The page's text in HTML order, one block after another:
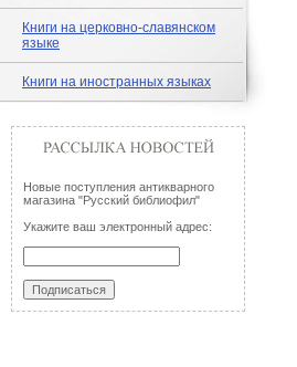
Книги на церковно-славянском
языке
Книги на иностранных языках
Новые поступления антикварного
магазина "Русский библиофил"
Укажите ваш электронный адрес: